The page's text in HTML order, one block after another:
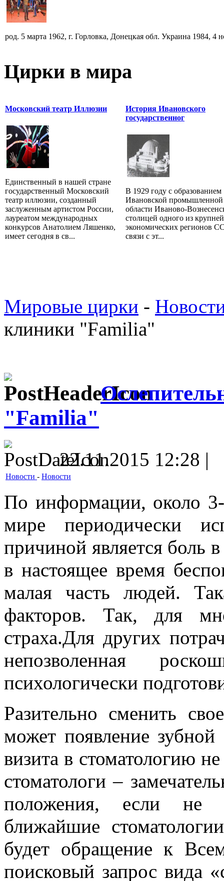
род. 5 марта 1962, г. Горловка, Донецкая обл. Украина 1984, 4
Цирки в мира
Московский театр Иллюзии
Единственный в нашей стране
государственный Московский
театр иллюзии, созданный
заслуженным артистом России,
лауреатом международных
конкурсов Анатолием Ляшенко,
имеет сегодня в св...
История Ивановского
государственног
В 1929 году с образованием
Ивановской промышленной
области Иваново-
столицей одного из
экономических регионов
связи с эт...
Мировые цирки -
клиники "Familia"
"Familia"
22.11.2015 12:28 |
Новости - Новости
По информации, около
мире периодически
причиной является боль
в настоящее время
малая часть людей.
факторов. Так, для
страха.Для других
непозволенная
психологически
Разительно сменить
может появление
визита в стоматологию
стоматологи –
положения, если не
ближайшие
будет обращение к
поисковый запрос вида